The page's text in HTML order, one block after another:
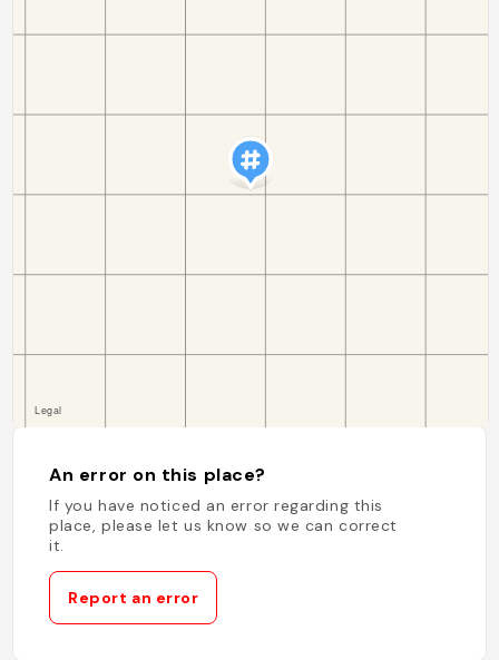
An error on this place?
If you have noticed an error regarding this
place, please let us know so we can correct
it.
Report an error